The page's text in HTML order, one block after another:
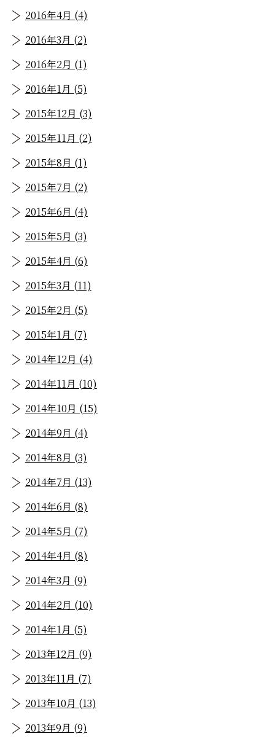
2016年4月 (4)
2016年3月 (2)
2016年2月 (1)
2016年1月 (5)
2015年12月 (3)
2015年11月 (2)
2015年8月 (1)
2015年7月 (2)
2015年6月 (4)
2015年5月 (3)
2015年4月 (6)
2015年3月 (11)
2015年2月 (5)
2015年1月 (7)
2014年12月 (4)
2014年11月 (10)
2014年10月 (15)
2014年9月 (4)
2014年8月 (3)
2014年7月 (13)
2014年6月 (8)
2014年5月 (7)
2014年4月 (8)
2014年3月 (9)
2014年2月 (10)
2014年1月 (5)
2013年12月 (9)
2013年11月 (7)
2013年10月 (13)
2013年9月 (9)